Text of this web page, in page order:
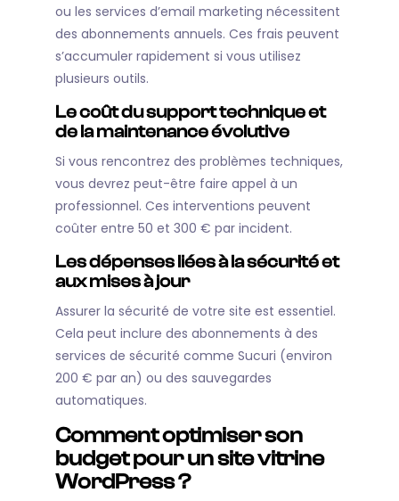
ou les services d’email marketing nécessitent
des abonnements annuels. Ces frais peuvent
s’accumuler rapidement si vous utilisez
plusieurs outils.
Le coût du support technique et
de la maintenance évolutive
Si vous rencontrez des problèmes techniques,
vous devrez peut-être faire appel à un
professionnel. Ces interventions peuvent
coûter entre 50 et 300 € par incident.
Les dépenses liées à la sécurité et
aux mises à jour
Assurer la sécurité de votre site est essentiel.
Cela peut inclure des abonnements à des
services de sécurité comme Sucuri (environ
200 € par an) ou des sauvegardes
automatiques.
Comment optimiser son
budget pour un site vitrine
WordPress ?